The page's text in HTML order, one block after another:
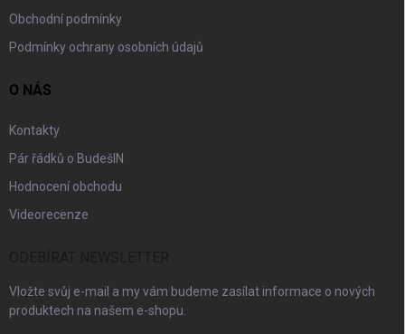
Obchodní podmínky
Podmínky ochrany osobních údajů
O NÁS
Kontakty
Pár řádků o BudešIN
Hodnocení obchodu
Videorecenze
Vložte svůj e-mail a my vám budeme zasílat informace o nových
produktech na našem e-shopu.